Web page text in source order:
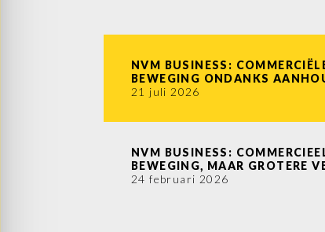
NVM BUSINESS:
BEWEGING ONDANKS
21 juli 2026
NVM BUSINESS:
BEWEGING, MAAR GROTERE
24 februari 2026